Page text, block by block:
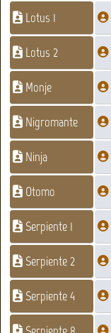
Lotus 1
Lotus 2
Monje
Nigromante
Ninja
Otomo
Serpiente 1
Serpiente 2
Serpiente 4